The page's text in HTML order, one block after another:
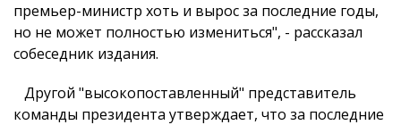
премьер-министр хоть и вырос за последние годы,
но не может полностью измениться", - рассказал
собеседник издания.
Другой "высокопоставленный" представитель
команды президента утверждает, что за последние